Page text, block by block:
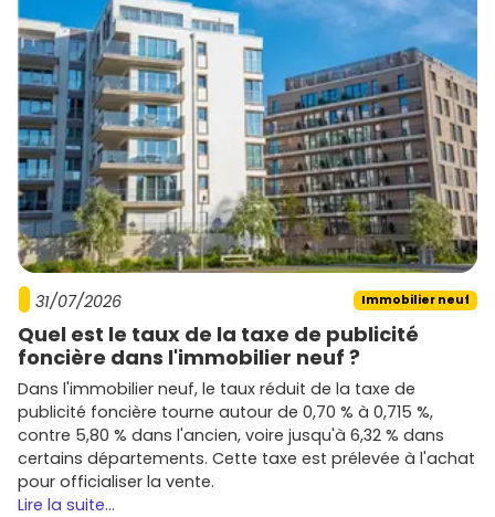
31/07/2026 Immobilier neuf
Quel est le taux de la taxe de publicité
foncière dans l'immobilier neuf ?
Dans l'immobilier neuf, le taux réduit de la taxe de
publicité foncière tourne autour de 0,70 % à 0,715 %,
contre 5,80 % dans l'ancien, voire jusqu'à 6,32 % dans
certains départements. Cette taxe est prélevée à l'achat
pour officialiser la vente.
Lire la suite...